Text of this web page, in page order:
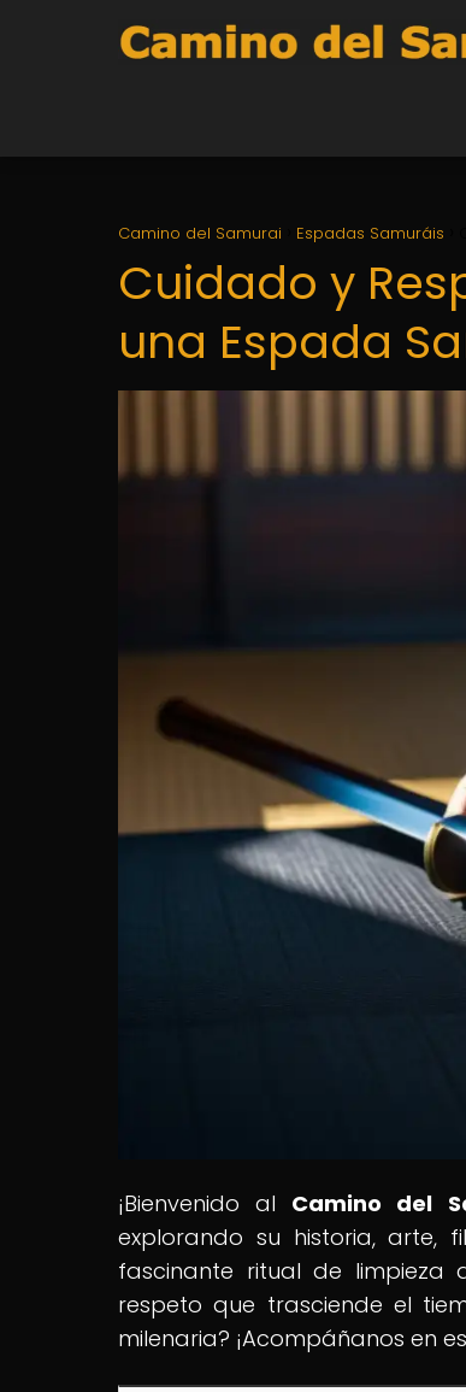
Camino del Samurai Espadas Samuráis
Cuidado y
una Espada
¡Bienvenido al Camino del
explorando su historia, arte,
fascinante ritual de
respeto que trasciende el
milenaria? ¡Acompáñanos en